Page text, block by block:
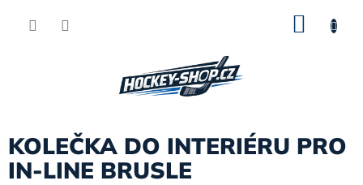
KOLEČKA DO INTERIÉRU PRO
IN-LINE BRUSLE